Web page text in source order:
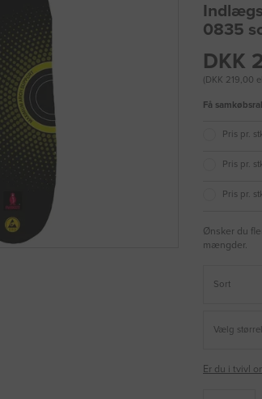
0835
DKK
(DKK 219,00
Få
Pris pr.
Pris pr.
Pris pr.
Ønsker du
mængder.
Er du i tvivl